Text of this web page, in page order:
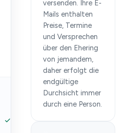
versenden. Ihre E-
Mails enthalten
Preise, Termine
und Versprechen
über den Ehering
von jemandem,
daher erfolgt die
endgültige
Durchsicht immer
durch eine Person.